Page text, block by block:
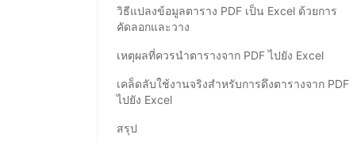
วิธีแปลงข้อมูลตาราง PDF เป็น Excel ด้วยการ
คัดลอกและวาง
เหตุผลที่ควรนำตารางจาก PDF ไปยัง Excel
เคล็ดลับใช้งานจริงสำหรับการดึงตารางจาก PDF
ไปยัง Excel
สรุป